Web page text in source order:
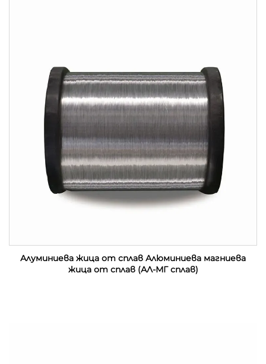
Алуминиева жица от сплав Алюминиева магниева
жица от сплав (АЛ-МГ сплав)